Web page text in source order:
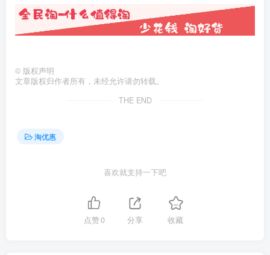
© 版权声明
文章版权归作者所有，未经允许请勿转载。
THE END
淘优惠
喜欢就支持一下吧
点赞0 分享 收藏